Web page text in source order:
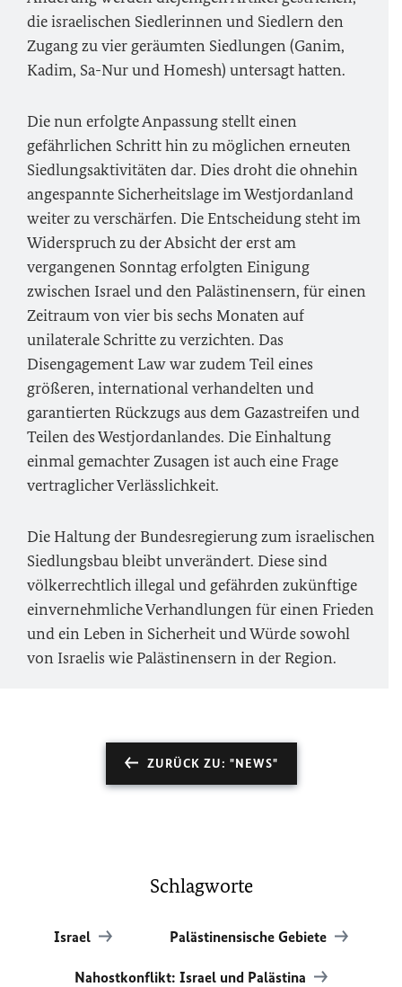
die israelischen Siedlerinnen und Siedlern den
Zugang zu vier geräumten Siedlungen (Ganim,
Kadim, Sa-Nur und Homesh) untersagt hatten.
Die nun erfolgte Anpassung stellt einen
gefährlichen Schritt hin zu möglichen erneuten
Siedlungsaktivitäten dar. Dies droht die ohnehin
angespannte Sicherheitslage im Westjordanland
weiter zu verschärfen. Die Entscheidung steht im
Widerspruch zu der Absicht der erst am
vergangenen Sonntag erfolgten Einigung
zwischen Israel und den Palästinensern, für einen
Zeitraum von vier bis sechs Monaten auf
unilaterale Schritte zu verzichten. Das
Disengagement Lawwar zudem Teil eines
größeren, international verhandelten und
garantierten Rückzugs aus dem Gazastreifen und
Teilen des Westjordanlandes. Die Einhaltung
einmal gemachter Zusagen ist auch eine Frage
vertraglicher Verlässlichkeit.
Die Haltung der Bundesregierung zum israelischen
Siedlungsbau bleibt unverändert. Diese sind
völkerrechtlich illegal und gefährden zukünftige
einvernehmliche Verhandlungen für einen Frieden
und ein Leben in Sicherheit und Würde sowohl
von Israelis wie Palästinensern in der Region.
ZURÜCK ZU: "NEWS"
Schlagworte
Israel Palästinensische Gebiete
Nahostkonflikt: Israel und Palästina